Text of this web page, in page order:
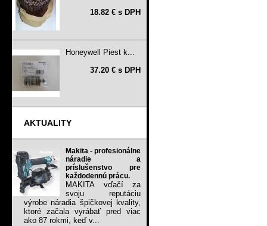
18.82 € s DPH
Honeywell Piest k...
37.20 € s DPH
AKTUALITY
Makita - profesionálne
náradie a
príslušenstvo pre
každodennú prácu.
MAKITA vďačí za
svoju reputáciu
výrobe náradia špičkovej kvality,
ktoré začala vyrábať pred viac
ako 87 rokmi, keď v...